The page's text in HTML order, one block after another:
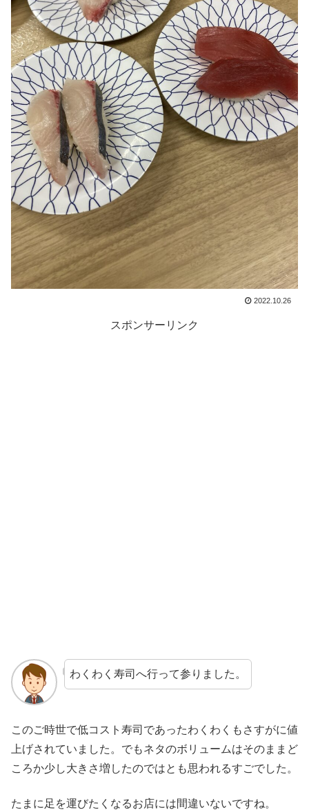
2022.10.26
スポンサーリンク
わくわく寿司へ行って参りました。
このご時世で低コスト寿司であったわくわくもさすがに値
上げされていました。でもネタのボリュームはそのままど
ころか少し大きさ増したのではとも思われるすごでした。
たまに足を運びたくなるお店には間違いないですね。